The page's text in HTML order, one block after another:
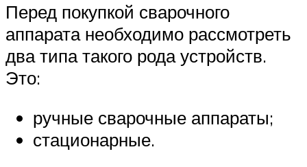
Перед покупкой сварочного
аппарата необходимо рассмотреть
два типа такого рода устройств.
Это:
ручные сварочные аппараты;
стационарные.